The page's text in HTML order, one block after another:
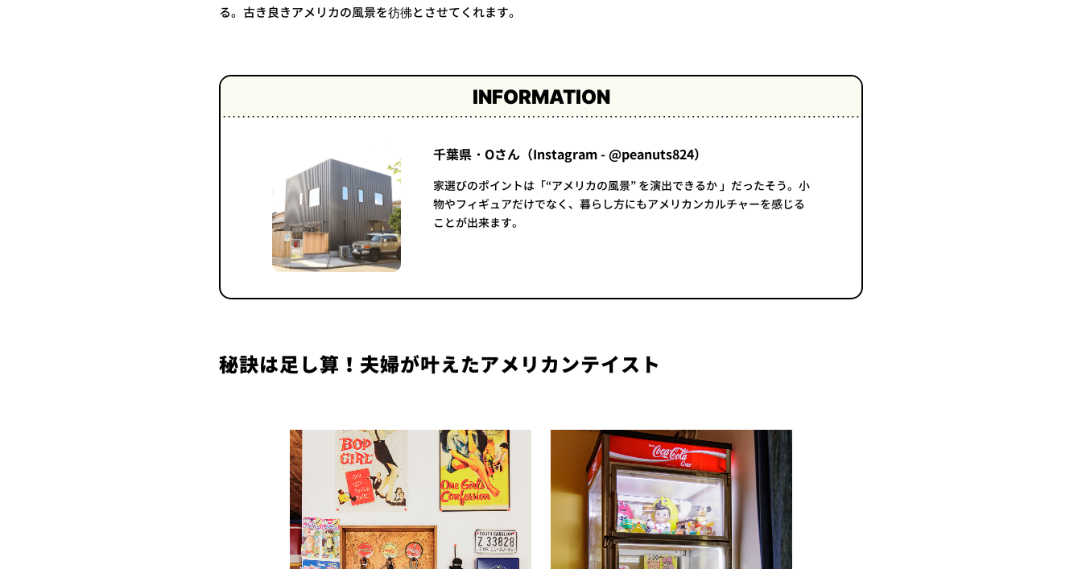
る。古き良きアメリカの風景を彷彿とさせてくれます。
INFORMATION
千葉県・Oさん（Instagram - @peanuts824）
家選びのポイントは「“アメリカの風景” を演出できるか 」だったそう。小
物やフィギュアだけでなく、暮らし方にもアメリカンカルチャーを感じる
ことが出来ます。
秘訣は足し算！夫婦が叶えたアメリカンテイスト